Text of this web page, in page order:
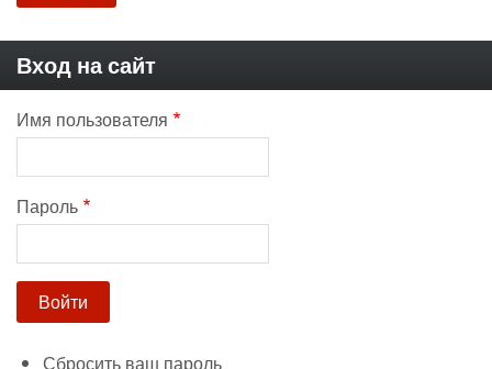
Вход на сайт
Имя пользователя
Пароль
Сбросить ваш пароль